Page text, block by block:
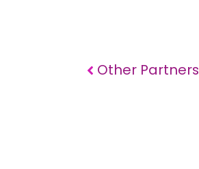
Other Partners